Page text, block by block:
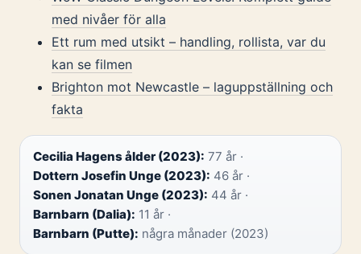
med nivåer för alla
Ett rum med utsikt – handling, rollista, var du
kan se filmen
Brighton mot Newcastle – laguppställning och
fakta
Cecilia Hagens ålder (2023): 77 år ·
Dottern Josefin Unge (2023): 46 år ·
Sonen Jonatan Unge (2023): 44 år ·
Barnbarn (Dalia): 11 år ·
Barnbarn (Putte): några månader (2023)